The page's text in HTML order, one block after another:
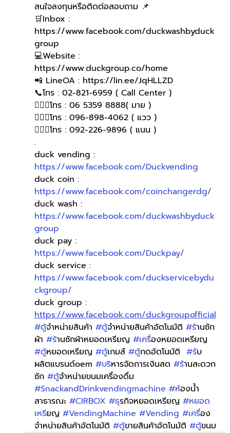
สนใจลงทุนหรือติดต่อสอบถาม 📌
🛒Inbox :
https://www.facebook.com/duckwashbyduck
group
💻Website :
https://www.duckgroup.co/home
📲 LineOA : https://lin.ee/JqHLLZD
📞โทร : 02-821-6959 ( Call Center )
🙋🏻‍♀️โทร : 06 5359 8888( มาย )
🙋🏻‍♀โทร : 096-898-4062 ( แวว )
🙋🏻‍♀️โทร : 092-226-9896 ( แนน )
.
duck vending :
https://www.facebook.com/Duckvending
duck coin :
https://www.facebook.com/coinchangerdg/
duck wash :
https://www.facebook.com/duckwashbyduck
group
duck pay :
https://www.facebook.com/Duckpay/
duck service :
https://www.facebook.com/duckservicebydu
ckgroup/
duck group :
https://www.facebook.com/duckgroupofficial
#ตู้จำหน่ายสินค้า #ตู้จำหน่ายสินค้าอัตโนมัติ #ร้านซัก
ผ้า #ร้านซักผ้าหยอดเหรียญ #เครื่องหยอดเหรียญ
#ตู้หยอดเหรียญ #ตู้เกมส์ #ตู้กดอัตโนมัติ #รับ
ผลิตแบรนด์oem #บริหารจัดการเงินสด #ร้านสะดวก
ซัก #ตู้จำหน่ายขนมเครื่องดื่ม
#SnackandDrinkvendingmachine #ห้องน้ำ
สาธารณะ #CIRBOX #ธุรกิจหยอดเหรียญ #หยอด
เหรียญ #VendingMachine #Vending #เครื่อง
จำหน่ายสินค้าอัตโนมัติ #ตู้ขายสินค้าอัตโนมัติ #ตู้ขนม